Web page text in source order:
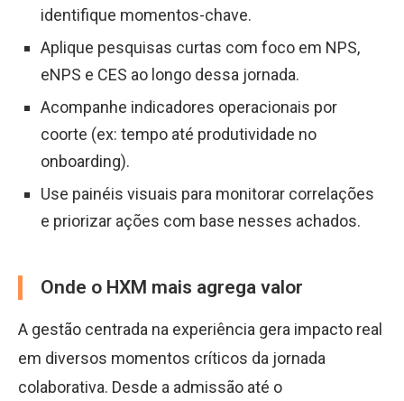
identifique momentos-chave.
Aplique pesquisas curtas com foco em NPS,
eNPS e CES ao longo dessa jornada.
Acompanhe indicadores operacionais por
coorte (ex: tempo até produtividade no
onboarding).
Use painéis visuais para monitorar correlações
e priorizar ações com base nesses achados.
Onde o HXM mais agrega valor
A gestão centrada na experiência gera impacto real
em diversos momentos críticos da jornada
colaborativa. Desde a admissão até o